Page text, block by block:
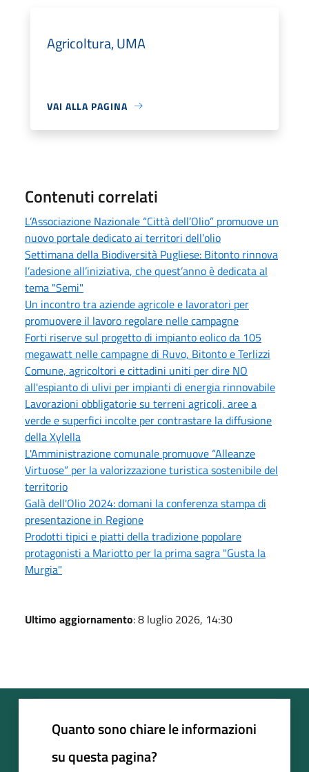
Agricoltura, UMA
VAI ALLA PAGINA
Contenuti correlati
L’Associazione Nazionale “Città dell’Olio” promuove un
nuovo portale dedicato ai territori dell’olio
Settimana della Biodiversità Pugliese: Bitonto rinnova
l’adesione all’iniziativa, che quest’anno è dedicata al
tema "Semi"
Un incontro tra aziende agricole e lavoratori per
promuovere il lavoro regolare nelle campagne
Forti riserve sul progetto di impianto eolico da 105
megawatt nelle campagne di Ruvo, Bitonto e Terlizzi
Comune, agricoltori e cittadini uniti per dire NO
all'espianto di ulivi per impianti di energia rinnovabile
Lavorazioni obbligatorie su terreni agricoli, aree a
verde e superfici incolte per contrastare la diffusione
della Xylella
L'Amministrazione comunale promuove “Alleanze
Virtuose” per la valorizzazione turistica sostenibile del
territorio
Galà dell'Olio 2024: domani la conferenza stampa di
presentazione in Regione
Prodotti tipici e piatti della tradizione popolare
protagonisti a Mariotto per la prima sagra "Gusta la
Murgia"
Ultimo aggiornamento: 8 luglio 2026, 14:30
Quanto sono chiare le informazioni
su questa pagina?